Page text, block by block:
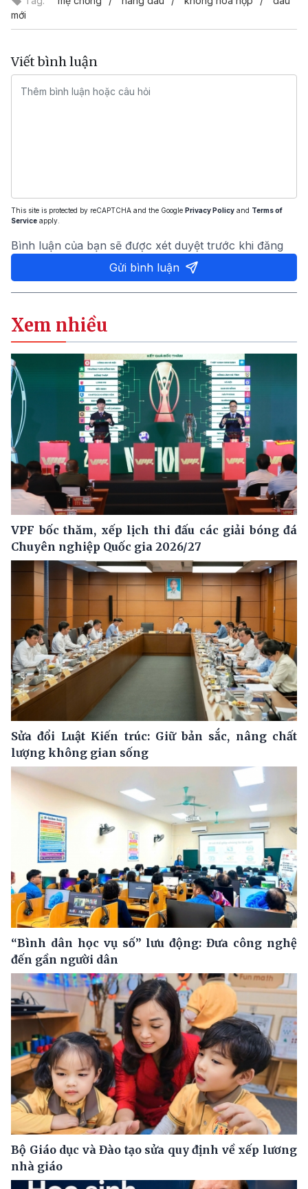
mới
Viết bình luận
This site is protected by reCAPTCHA and the Google Privacy Policy and Terms of
Service apply.
Bình luận của bạn sẽ được xét duyệt trước khi đăng
Gửi bình luận
Xem nhiều
VPF bốc thăm, xếp lịch thi đấu các giải bóng đá
Chuyên nghiệp Quốc gia 2026/27
Sửa đổi Luật Kiến trúc: Giữ bản sắc, nâng chất
lượng không gian sống
“Bình dân học vụ số” lưu động: Đưa công nghệ
đến gần người dân
Bộ Giáo dục và Đào tạo sửa quy định về xếp lương
nhà giáo